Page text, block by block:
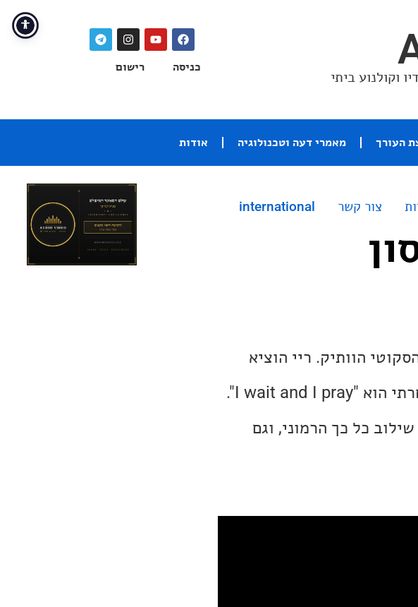
וקולנוע ביתי
כניסה רישום
העורך מאמרי דעה וטכנולוגיה אודות
צור קשר international
הוותיק. ריי הוציא
אלבום אוסף חדש, ובתוכו שני שירים חדשים. השיר שבחרתי הוא "I wait and I pray".
כל כך הרמוני, וגם